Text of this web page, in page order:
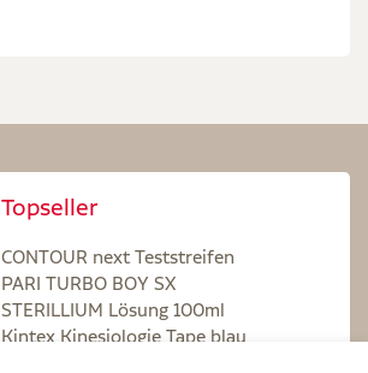
Topseller
CONTOUR next Teststreifen
PARI TURBO BOY SX
STERILLIUM Lösung 100ml
Kintex Kinesiologie Tape blau